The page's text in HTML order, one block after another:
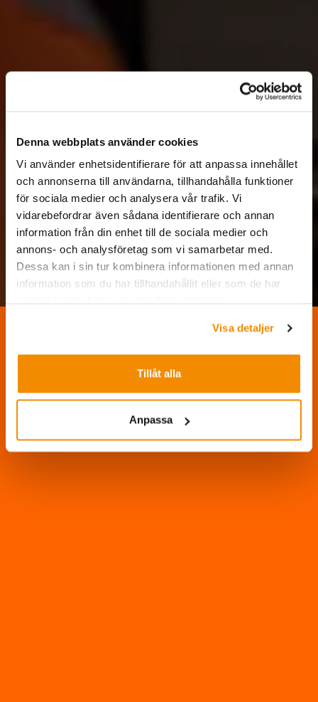
Denna webbplats använder cookies
Vi använder enhetsidentifierare för att anpassa innehållet
och annonserna till användarna, tillhandahålla funktioner
för sociala medier och analysera vår trafik. Vi
vidarebefordrar även sådana identifierare och annan
information från din enhet till de sociala medier och
annons- och analysföretag som vi samarbetar med.
Dessa kan i sin tur kombinera informationen med annan
information som du har tillhandahållit eller som de har
Visa detaljer
Tillåt alla
Anpassa